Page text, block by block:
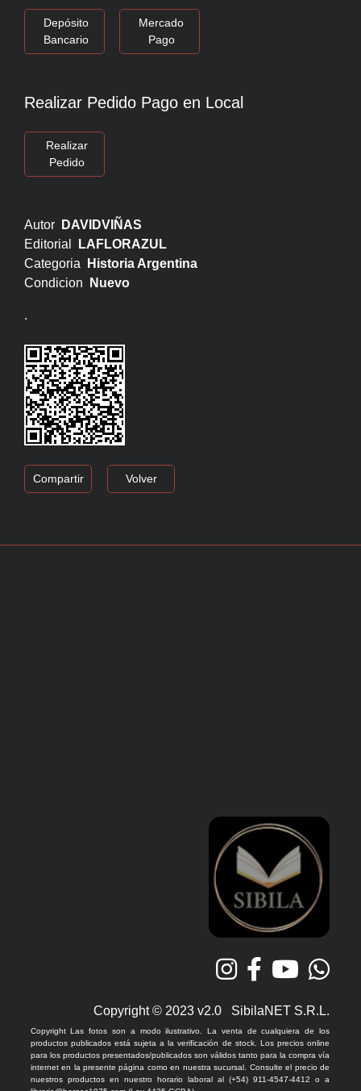
Depósito
Bancario
Mercado
Pago
Realizar Pedido Pago en Local
Realizar
Pedido
Autor
DAVIDVIÑAS
Editorial
LAFLORAZUL
Categoria
Historia Argentina
Condicion
Nuevo
.
Compartir Volver
Copyright © 2023 v2.0 SibilaNET S.R.L.
Copyright Las fotos son a modo ilustrativo. La venta de cualquiera de los
productos publicados está sujeta a la verificación de stock. Los precios online
para los productos presentados/publicados son válidos tanto para la compra vía
internet en la presente página como en nuestra sucursal. Consulte el precio de
nuestros productos en nuestro horario laboral al (+54) 911-4547-4412 o a